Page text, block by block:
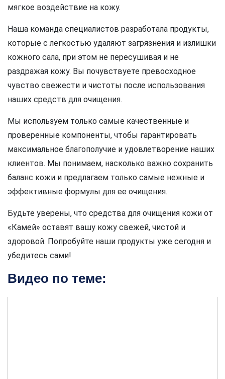
мягкое воздействие на кожу.
Наша команда специалистов разработала продукты,
которые с легкостью удаляют загрязнения и излишки
кожного сала, при этом не пересушивая и не
раздражая кожу. Вы почувствуете превосходное
чувство свежести и чистоты после использования
наших средств для очищения.
Мы используем только самые качественные и
проверенные компоненты, чтобы гарантировать
максимальное благополучие и удовлетворение наших
клиентов. Мы понимаем, насколько важно сохранить
баланс кожи и предлагаем только самые нежные и
эффективные формулы для ее очищения.
Будьте уверены, что средства для очищения кожи от
«Камей» оставят вашу кожу свежей, чистой и
здоровой. Попробуйте наши продукты уже сегодня и
убедитесь сами!
Видео по теме: